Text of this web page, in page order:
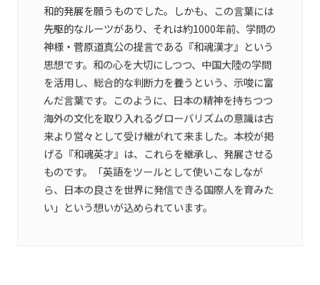
和的発展を願うものでした。しかも、この言葉には
先駆的なルーツがあり、それは約1000年前、学問の
神様・菅原道真公の提言である『和魂漢才』という
思想です。和の心を大切にしつつ、中国大陸の学問
を活用し、総合的な判断力を養うという、示唆に富
んだ言葉です。このように、日本の精神を持ちつつ
海外の文化を取り入れるグローバリズムの意識は古
来より営々として受け継がれて来ました。本校が掲
げる『和魂英才』は、これらを継承し、発展させる
ものです。「英語をツールとして使いこなしなが
ら、日本の良さを世界に発信できる国際人を育みた
い」という想いが込められています。